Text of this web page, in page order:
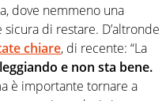
dove nemmeno una
sicura di restare. D’altronde
chiare, di recente: “La
e non sta bene.
è importante tornare a